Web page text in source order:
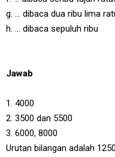
g. ... dibaca dua ribu lima
h. ... dibaca sepuluh ribu
Jawab
1. 4000
2. 3500 dan 5500
3. 6000, 8000
Urutan bilangan adalah